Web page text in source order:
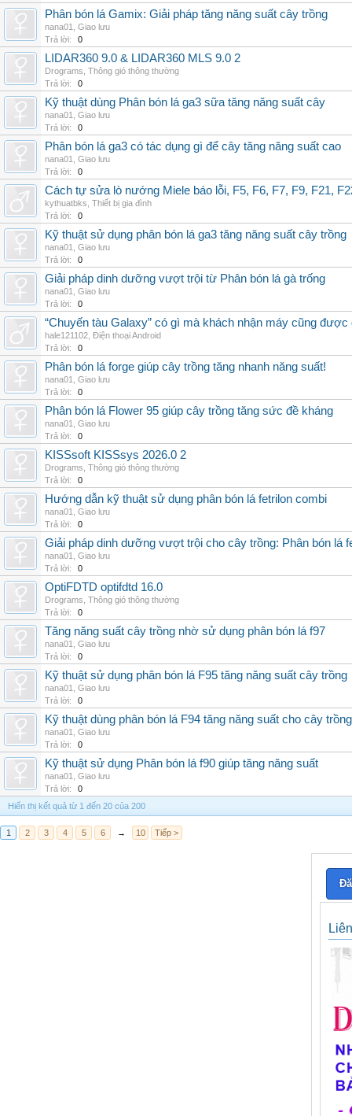
Phân bón lá Gamix: Giải pháp tăng năng suất cây trồng
nana01
Giao lưu
Trả lời:
0
LIDAR360 9.0 & LIDAR360 MLS 9.0 2
Drograms Thông gió thông thường
Trả lời:
0
Kỹ thuật dùng Phân bón lá ga3 sữa tăng năng suất cây
nana01
Giao lưu
Trả lời:
0
Phân bón lá ga3 có tác dụng gì để cây tăng năng suất cao
nana01
Giao lưu
Trả lời:
0
Cách tự sửa lò nướng Miele báo lỗi, F5, F6, F7, F9, F21,
kythuatbks Thiết bị gia đình
Trả lời:
0
Kỹ thuật sử dụng phân bón lá ga3 tăng năng suất cây trồng
nana01
Giao lưu
Trả lời:
0
Giải pháp dinh dưỡng vượt trội từ Phân bón lá gà trống
nana01
Giao lưu
Trả lời:
0
“Chuyến tàu Galaxy” có gì mà khách nhận máy cũng được
hale121102 Điện thoại Android
Trả lời:
0
Phân bón lá forge giúp cây trồng tăng nhanh năng suất!
nana01
Giao lưu
Trả lời:
0
Phân bón lá Flower 95 giúp cây trồng tăng sức đề kháng
nana01
Giao lưu
Trả lời:
0
KISSsoft KISSsys 2026.0 2
Drograms Thông gió thông thường
Trả lời:
0
Hướng dẫn kỹ thuật sử dụng phân bón lá fetrilon combi
nana01
Giao lưu
Trả lời:
0
Giải pháp dinh dưỡng vượt trội cho cây trồng: Phân bón lá
nana01
Giao lưu
Trả lời:
0
OptiFDTD optifdtd 16.0
Drograms Thông gió thông thường
Trả lời:
0
Tăng năng suất cây trồng nhờ sử dụng phân bón lá f97
nana01
Giao lưu
Trả lời:
0
Kỹ thuật sử dụng phân bón lá F95 tăng năng suất cây trồng
nana01
Giao lưu
Trả lời:
0
Kỹ thuật dùng phân bón lá F94 tăng năng suất cho cây trồng
nana01
Giao lưu
Trả lời:
0
Kỹ thuật sử dụng Phân bón lá f90 giúp tăng năng suất
nana01
Giao lưu
Trả lời:
0
Hiển thị kết quả từ 1 đến 20 của 200
1 2 3 4 5 6 → 10 Tiếp >